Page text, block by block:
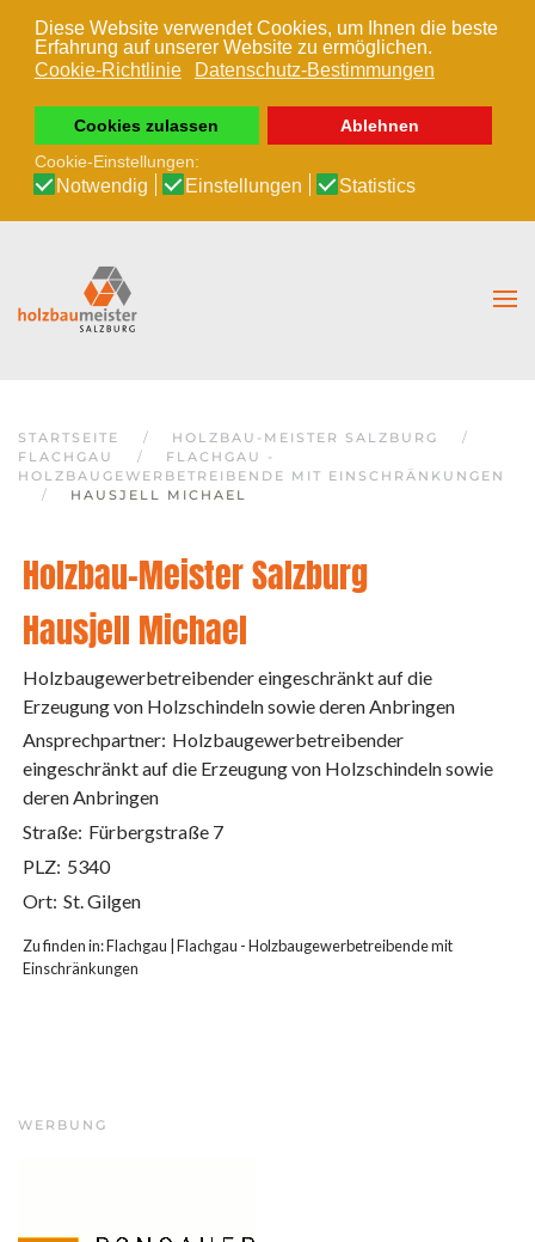
Diese Website verwendet Cookies, um Ihnen die beste
Erfahrung auf unserer Website zu ermöglichen.
Cookie-Richtlinie
Datenschutz-Bestimmungen
Cookies zulassen
Ablehnen
Cookie-Einstellungen:
Notwendig Einstellungen Statistics
Zum Hauptinhalt springen
STARTSEITE
HOLZBAU-MEISTER SALZBURG
FLACHGAU
FLACHGAU -
HOLZBAUGEWERBETREIBENDE MIT EINSCHRÄNKUNGEN
HAUSJELL MICHAEL
Holzbau-Meister Salzburg
Hausjell Michael
Holzbaugewerbetreibender eingeschränkt auf die
Erzeugung von Holzschindeln sowie deren Anbringen
Ansprechpartner: Holzbaugewerbetreibender
eingeschränkt auf die Erzeugung von Holzschindeln sowie
deren Anbringen
Straße: Fürbergstraße 7
PLZ: 5340
Ort: St. Gilgen
Zu finden in:Flachgau Flachgau - Holzbaugewerbetreibende mit
Einschränkungen
WERBUNG